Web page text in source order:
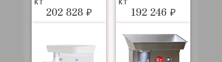
202 828 ₽ 192 246 ₽